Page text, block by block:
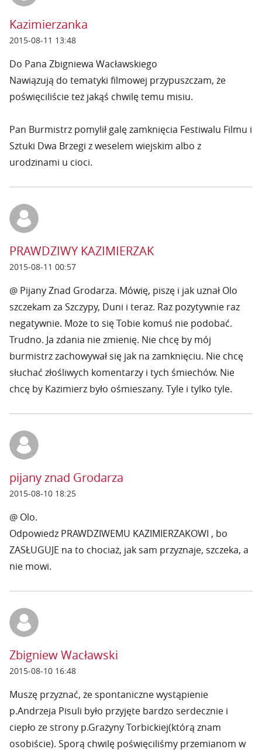
Kazimierzanka
2015-08-11 13:48
Do Pana Zbigniewa Wacławskiego
Nawiązują do tematyki filmowej przypuszczam, że
poświęciliście też jakąś chwilę temu misiu.
Pan Burmistrz pomylił galę zamknięcia Festiwalu Filmu i
Sztuki Dwa Brzegi z weselem wiejskim albo z
urodzinami u cioci.
PRAWDZIWY KAZIMIERZAK
2015-08-11 00:57
@ Pijany Znad Grodarza. Mówię, piszę i jak uznał Olo
szczekam za Szczypy, Duni i teraz. Raz pozytywnie raz
negatywnie. Może to się Tobie komuś nie podobać.
Trudno. Ja zdania nie zmienię. Nie chcę by mój
burmistrz zachowywał się jak na zamknięciu. Nie chcę
słuchać złośliwych komentarzy i tych śmiechów. Nie
chcę by Kazimierz było ośmieszany. Tyle i tylko tyle.
pijany znad Grodarza
2015-08-10 18:25
@ Olo.
Odpowiedz PRAWDZIWEMU KAZIMIERZAKOWI , bo
ZASŁUGUJE na to chociaż, jak sam przyznaje, szczeka, a
nie mowi.
Zbigniew Wacławski
2015-08-10 16:48
Muszę przyznać, że spontaniczne wystąpienie
p.Andrzeja Pisuli było przyjęte bardzo serdecznie i
ciepło ze strony p.Grażyny Torbickiej(którą znam
osobiście). Sporą chwilę poświęciliśmy przemianom w